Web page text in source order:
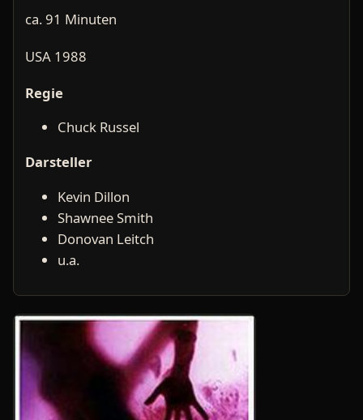
ca. 91 Minuten
USA 1988
Regie
Chuck Russel
Darsteller
Kevin Dillon
Shawnee Smith
Donovan Leitch
u.a.